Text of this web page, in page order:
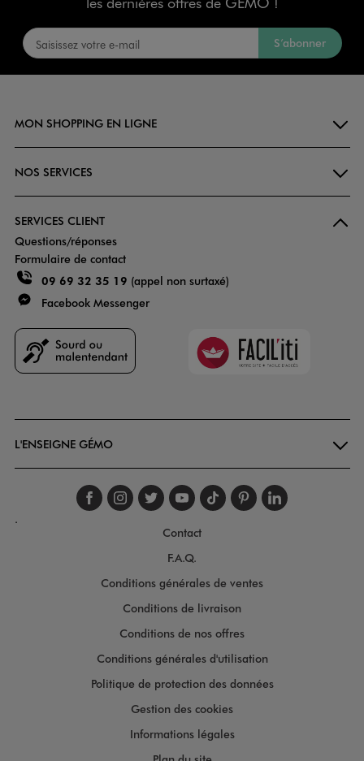
S’abonner
MON SHOPPING EN LIGNE
NOS SERVICES
SERVICES CLIENT
Questions/réponses
Formulaire de contact
09 69 32 35 19 (appel non surtaxé)
Facebook Messenger
Faciliti
L'ENSEIGNE GÉMO
Suivez-nous sur
Suivez-nous sur
Suivez-nous sur
Suivez-nous
Suivez-nous
Suivez-
.
Contact
F.A.Q.
Conditions générales de ventes
Conditions de livraison
Conditions de nos offres
Conditions générales d'utilisation
Politique de protection des données
Gestion des cookies
Informations légales